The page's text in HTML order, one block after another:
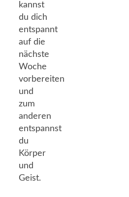
kannst
du dich
entspannt
auf die
nächste
Woche
vorbereiten
und
zum
anderen
entspannst
du
Körper
und
Geist.